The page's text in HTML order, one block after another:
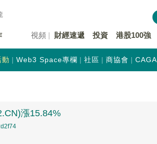
視頻 財經速遞 投資 港股100強
動 Web3 Space專欄 社區 商協會 CAGA
漲15.84%